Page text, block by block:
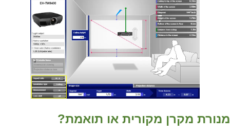
מנורת מקרן מקורית או תואמת?